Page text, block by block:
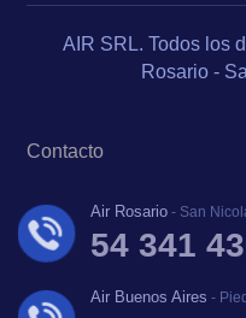
AIR SRL. Todos los
Rosario -
Contacto
Air Rosario - San
54 341
Air Buenos Aires -